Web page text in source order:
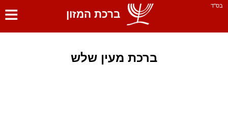
בס''ד ≡ ברכת המזון
ברכת מעין שלש